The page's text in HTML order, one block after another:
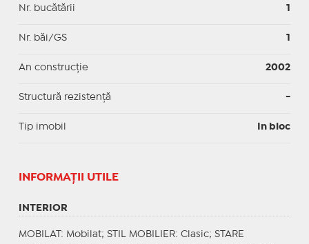
Nr. bucătării 1
Nr. băi/GS 1
An construcție 2002
Structură rezistență -
Tip imobil In bloc
INFORMAŢII UTILE
INTERIOR
MOBILAT : Mobilat; STIL MOBILIER: Clasic; STARE